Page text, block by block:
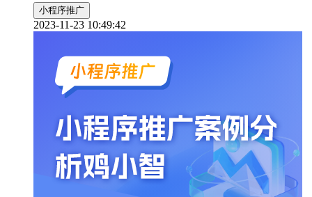
小程序推广
2023-11-23 10:49:42